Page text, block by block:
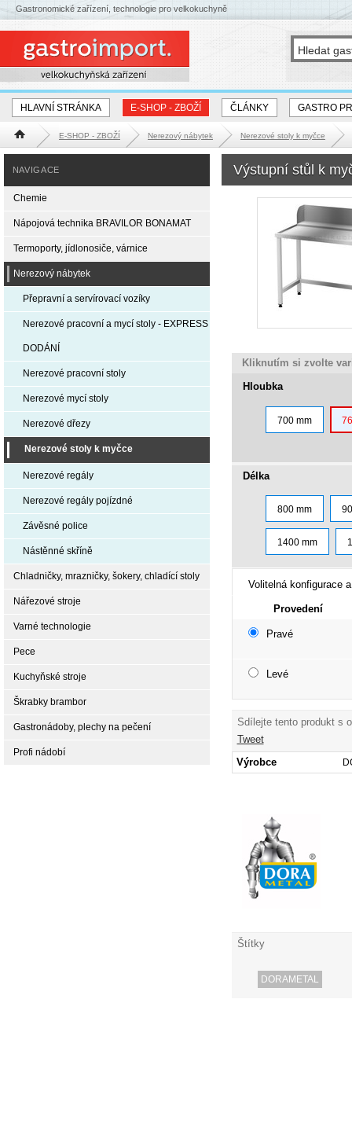
HLAVNÍ STRÁNKA E-SHOP - ZBOŽÍ ČLÁNKY GASTRO
Hlavní stránka E-SHOP - ZBOŽÍ Nerezový nábytek Nerezové stoly k myčce
Výstupní stůl k
Kliknutím si zvolte
Hloubka
700 mm
Délka
800 mm
1400 mm
Volitelná konfigurace
Provedení
Pravé
Levé
Sdílejte tento produkt s
Tweet
Výrobce
Štítky
DORAMETAL
NAVIGACE
Chemie
Nápojová technika BRAVILOR BONAMAT
Termoporty, jídlonosiče, várnice
Nerezový nábytek
Přepravní a servírovací vozíky
Nerezové pracovní a mycí stoly - EXPRESS
DODÁNÍ
Nerezové pracovní stoly
Nerezové mycí stoly
Nerezové dřezy
Nerezové stoly k myčce
Nerezové regály
Nerezové regály pojízdné
Závěsné police
Nástěnné skříně
Chladničky, mrazničky, šokery, chladící stoly
Nářezové stroje
Varné technologie
Pece
Kuchyňské stroje
Škrabky brambor
Gastronádoby, plechy na pečení
Profi nádobí
Gastronomické zařízení, technologie pro velkokuchyně